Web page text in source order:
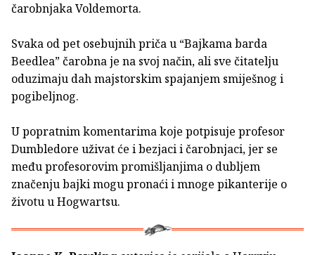
čarobnjaka Voldemorta.
Svaka od pet osebujnih priča u “Bajkama barda
Beedlea” čarobna je na svoj način, ali sve čitatelju
oduzimaju dah majstorskim spajanjem smiješnog i
pogibeljnog.
U popratnim komentarima koje potpisuje profesor
Dumbledore uživat će i bezjaci i čarobnjaci, jer se
među profesorovim promišljanjima o dubljem
značenju bajki mogu pronaći i mnoge pikanterije o
životu u Hogwartsu.